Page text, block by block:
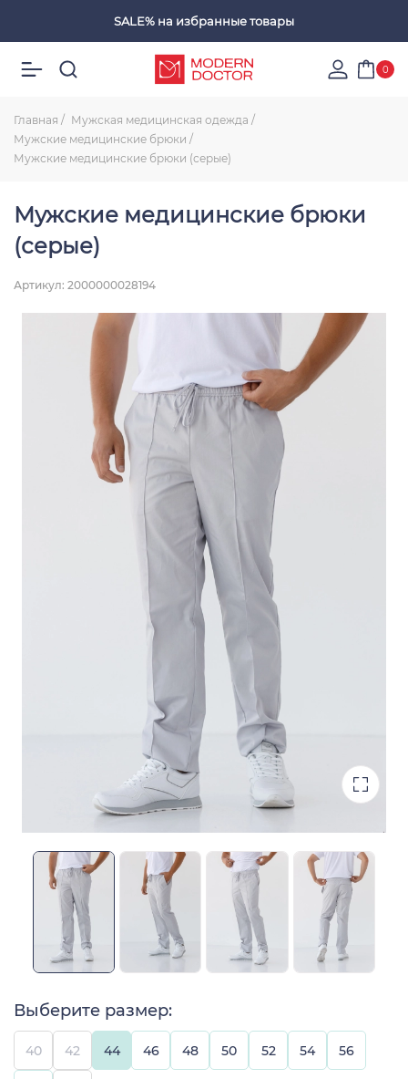
SALE% на избранные товары
0
Главная
Мужская медицинская одежда
Мужские медицинские брюки
Мужские медицинские брюки (серые)
Мужские медицинские брюки
(серые)
Артикул: 2000000028194
Выберите размер:
40 42 44 46 48 50 52 54 56
Избранные товары